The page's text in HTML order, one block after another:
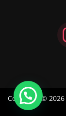
Copyright © 2026